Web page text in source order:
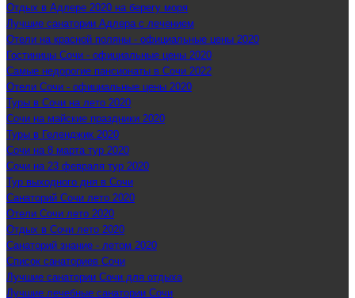
Отдых в Адлере 2020 на берегу моря
Лучшие санатории Адлера с лечением
Отели на красной поляны - официальные цены 2020
Гостиницы Сочи - официальные цены 2020
Самые недорогие пансионаты в Сочи 2022
Отели Сочи - официальные цены 2020
Туры в Сочи на лето 2020
Сочи на майские праздники 2020
Туры в Геленджик 2020
Сочи на 8 марта тур 2020
Сочи на 23 февраля тур 2020
Тур выходного дня в Сочи
Санаторий Сочи лето 2020
Отели Сочи лето 2020
Отдых в Сочи лето 2020
Санаторий знание - летом 2020
Список санаториев Сочи
Лучшие санатории Сочи для отдыха
Лучшие лечебные санатории Сочи